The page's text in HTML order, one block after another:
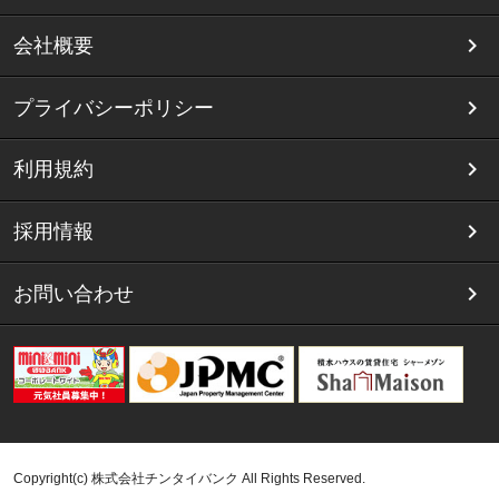
会社概要
プライバシーポリシー
利用規約
採用情報
お問い合わせ
Copyright(c) 株式会社チンタイバンク All Rights Reserved.